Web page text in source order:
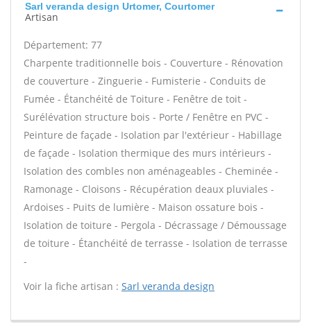
Sarl veranda design Urtomer, Courtomer
Artisan
Département: 77
Charpente traditionnelle bois - Couverture - Rénovation
de couverture - Zinguerie - Fumisterie - Conduits de
Fumée - Étanchéité de Toiture - Fenêtre de toit -
Surélévation structure bois - Porte / Fenêtre en PVC -
Peinture de façade - Isolation par l'extérieur - Habillage
de façade - Isolation thermique des murs intérieurs -
Isolation des combles non aménageables - Cheminée -
Ramonage - Cloisons - Récupération deaux pluviales -
Ardoises - Puits de lumière - Maison ossature bois -
Isolation de toiture - Pergola - Décrassage / Démoussage
de toiture - Étanchéité de terrasse - Isolation de terrasse
-
Voir la fiche artisan : Sarl veranda design